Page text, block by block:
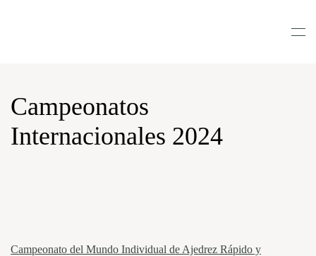
sistema
accesibilidad.
Campeonatos
Internacionales 2024
Campeonato del Mundo Individual de Ajedrez Rápido y